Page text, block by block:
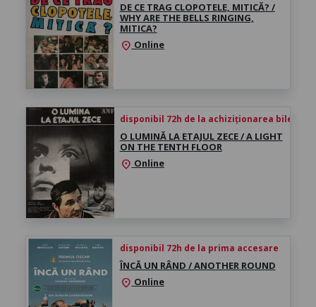
DE CE TRAG CLOPOTELE, MITICĂ? /
WHY ARE THE BELLS RINGING,
MITICA?
location_on Online
disponibil 72h de la achiziționarea biletului
O LUMINĂ LA ETAJUL ZECE / A LIGHT
ON THE TENTH FLOOR
location_on Online
disponibil 72h de la prima accesare
ÎNCĂ UN RÂND / ANOTHER ROUND
location_on Online